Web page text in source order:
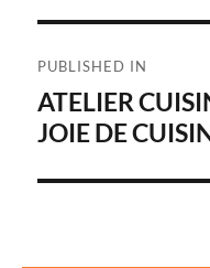
de
l’article
PUBLISHED IN
ATELIER
JOIE DE